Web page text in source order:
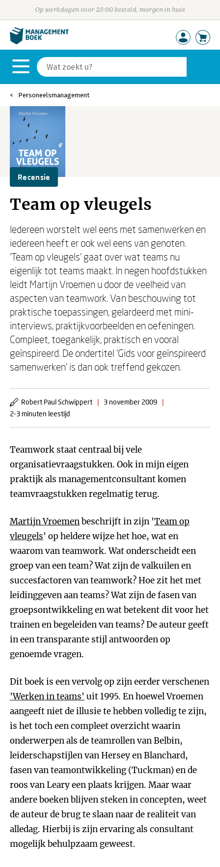
Op werkdagen voor 23:00 besteld, morgen in huis
Personeelsmanagement
Recensie
Team op vleugels
Iedereen worstelt wel eens met samenwerken en
iedereen heeft er ook wel eens van genoten.
'Team op vleugels' gaat over wat teams nu
eigenlijk tot teams maakt. In negen hoofdstukken
leidt Martijn Vroemen u door de veelheid van
aspecten van teamwork. Van beschouwing tot
praktische toepassingen, gelardeerd met mini-
interviews, praktijkvoorbeelden en oefeningen.
Compleet, toegankelijk, praktisch en vooral
geïnspireerd. De ondertitel 'Gids voor geïnspireerd
samenwerken' is dan ook treffend gekozen.
Robert Paul Schwippert | 3 november 2009
|
2-3 minuten leestijd
Teamwork staat centraal bij vele
organisatievraagstukken. Ook in mijn eigen
praktijk als managementconsultant komen
teamvraagstukken regelmatig terug.
Martijn Vroemenbeschrijft in zijn 'Team op
vleugels' op heldere wijze het hoe, wat en
waarom van teamwork. Wat onderscheidt een
groep van een team? Wat zijn de valkuilen en
succesfactoren van teamwork? Hoe zit het met
leidinggeven aan teams? Wat zijn de fasen van
groepsontwikkeling en wat betekent dit voor het
trainen en begeleiden van teams? De auteur geeft
in een transparante stijl antwoorden op
genoemde vragen.
Dit boek is een vervolg op zijn eerder verschenen
'Werken in teams' uit 1995. En hoewel Vroemen
aangeeft niet de illusie te hebben volledig te zijn,
is het toch een compleet overzicht waarin
onderwerpen als de teamrollen van Belbin,
leiderschapstijlen van Hersey en Blanchard,
fasen van teamontwikkeling (Tuckman) en de
roos van Leary een plaats krijgen. Maar waar
andere boeken blijven steken in concepten, weet
de auteur de brug te slaan naar de realiteit van
alledag. Hierbij is zijn ervaring als consultant
mogelijk behulpzaam geweest.